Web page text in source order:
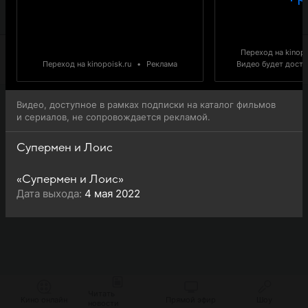
Переход на kinopoisk.ru • Реклама
Переход на
Видео будет
Видео, доступное в рамках подписки на каталог фильмов
и сериалов, не сопровождается рекламой.
Супермен и Лоис
«Супермен и Лоис»
Дата выхода: 4 мая 2022